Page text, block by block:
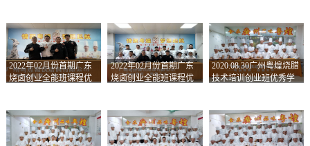
2022年02月份首期广东
烧卤创业全能班课程优
2022年02月份首期广东
烧卤创业全能班课程优
2020.08.30广州粤煌烧腊
技术培训创业班优秀学